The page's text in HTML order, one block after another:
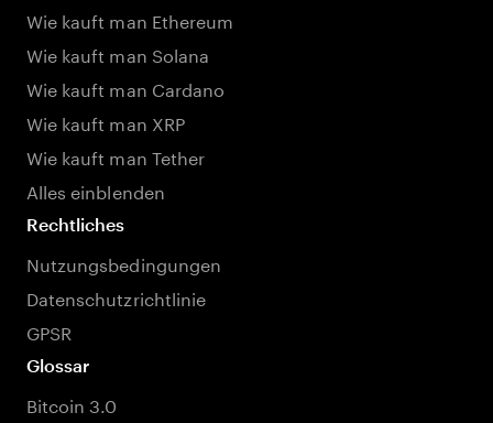
Wie kauft man Ethereum
Wie kauft man Solana
Wie kauft man Cardano
Wie kauft man XRP
Wie kauft man Tether
Alles einblenden
Rechtliches
Nutzungsbedingungen
Datenschutzrichtlinie
GPSR
Glossar
Bitcoin 3.0